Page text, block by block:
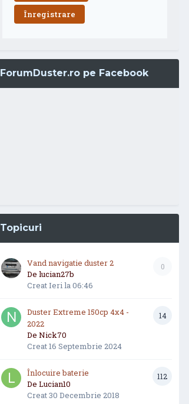
Înregistrare
ForumDuster.ro pe Facebook
Topicuri
0
Vand navigatie duster 2
De lucian27b
CreatIeri la 06:46
14
Duster Extreme 150cp 4x4 -
2022
De Nick70
Creat16 Septembrie 2024
112
Înlocuire baterie
De Lucian10
Creat30 Decembrie 2018